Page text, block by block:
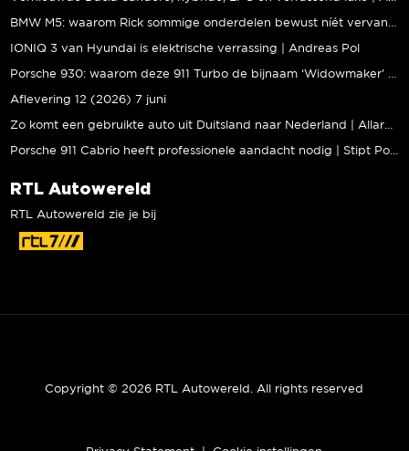
IONIQ 3 van Hyundai is elektrische verrassing | Andreas Pol
Aflevering 12 (2026) 7 juni
RTL Autowereld
RTL Autowereld zie je bij
Copyright © 2026 RTL Autowereld. All rights reserved